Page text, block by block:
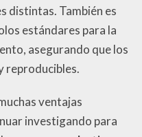
distintas. También es
estándares para la
asegurando que los
reproducibles.
ventajas
investigando para